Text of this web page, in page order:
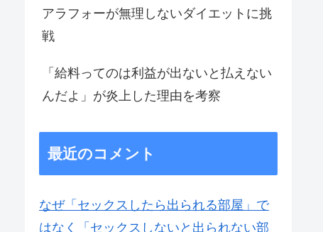
アラフォーが無理しないダイエットに挑
戦
「給料ってのは利益が出ないと払えない
んだよ」が炎上した理由を考察
最近のコメント
なぜ「セックスしたら出られる部屋」で
はなく「セックスしないと出られない部